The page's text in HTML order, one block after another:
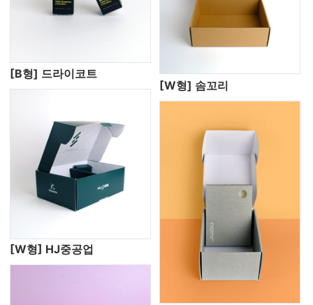
[B형] 드라이코트
[W형] 솜꼬리
[W형] HJ중공업